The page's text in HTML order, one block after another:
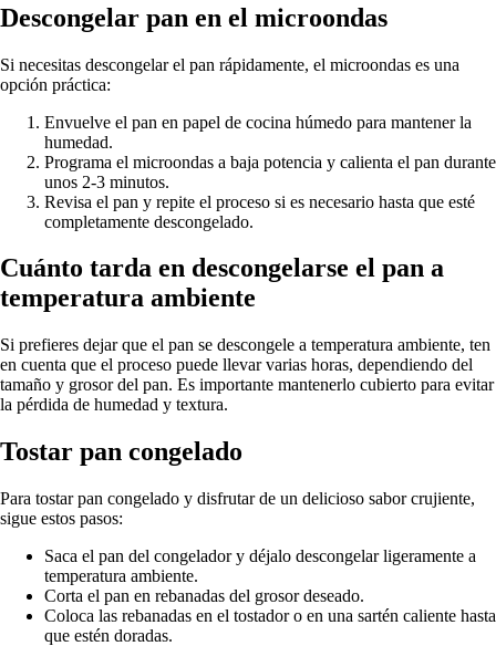
Descongelar pan en el microondas
Si necesitas descongelar el pan rápidamente, el microondas es una
opción práctica:
Envuelve el pan en papel de cocina húmedo para mantener la
humedad.
Programa el microondas a baja potencia y calienta el pan durante
unos 2-3 minutos.
Revisa el pan y repite el proceso si es necesario hasta que esté
completamente descongelado.
Cuánto tarda en descongelarse el pan a
temperatura ambiente
Si prefieres dejar que el pan se descongele a temperatura ambiente, ten
en cuenta que el proceso puede llevar varias horas, dependiendo del
tamaño y grosor del pan. Es importante mantenerlo cubierto para evitar
la pérdida de humedad y textura.
Tostar pan congelado
Para tostar pan congelado y disfrutar de un delicioso sabor crujiente,
sigue estos pasos:
Saca el pan del congelador y déjalo descongelar ligeramente a
temperatura ambiente.
Corta el pan en rebanadas del grosor deseado.
Coloca las rebanadas en el tostador o en una sartén caliente hasta
que estén doradas.